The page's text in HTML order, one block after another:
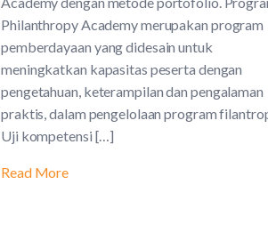
Philanthropy Academy merupakan program
pemberdayaan yang didesain untuk
meningkatkan kapasitas peserta dengan
pengetahuan, keterampilan dan pengalaman
praktis, dalam pengelolaan program
Uji kompetensi […]
Read More